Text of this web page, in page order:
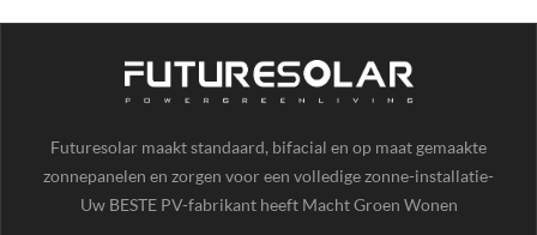
Futuresolar maakt standaard, bifacial en op maat gemaakte
zonnepanelen en zorgen voor een volledige zonne-installatie-
onderdelen.
Uw BESTE PV-fabrikant heeft Macht Groen Wonen